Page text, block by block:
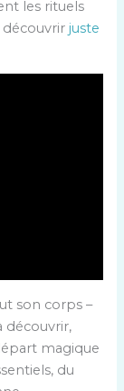
les rituels
découvrir juste
son corps –
découvrir,
magique
du